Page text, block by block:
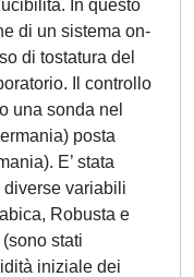
In questo
di un sistema on-
di tostatura del
Il controllo
una sonda nel
posta
E’ stata
diverse variabili
Robusta e
stati
iniziale dei